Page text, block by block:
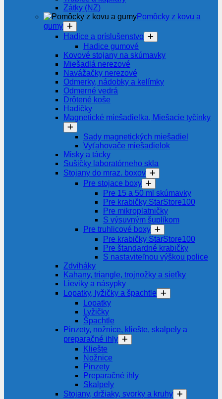
Zátky (NZ)
Pomôcky z kovu a
gumy
Hadice a príslušenstvo
Hadice gumové
Kovové stojany na skúmavky
Miešadlá nerezové
Navážačky nerezové
Odmerky, nádobky a kelímky
Odmerné vedrá
Drôtené koše
Hadičky
Magnetické miešadielka, Miešacie tyčinky
Sady magnetických miešadiel
Vyťahovače miešadielok
Misky a tácky
Sušičky laboratórneho skla
Stojany do mraz. boxov
Pre stojace boxy
Pre 15 a 50 ml skúmavky
Pre krabičky StarStore100
Pre mikroplatničky
S výsuvným šuplíkom
Pre truhlicové boxy
Pre krabičky StarStore100
Pre štandardné krabičky
S nastaviteľnou výškou police
Zdviháky
Kahany, triangle, trojnožky a sieťky
Lieviky a násypky
Lopatky, lyžičky a špachtle
Lopatky
Lyžičky
Špachtle
Pinzety, nožnice, kliešte, skalpely a
preparačné ihly
Kliešte
Nožnice
Pinzety
Preparačné ihly
Skalpely
Stojany, držiaky, svorky a kruhy